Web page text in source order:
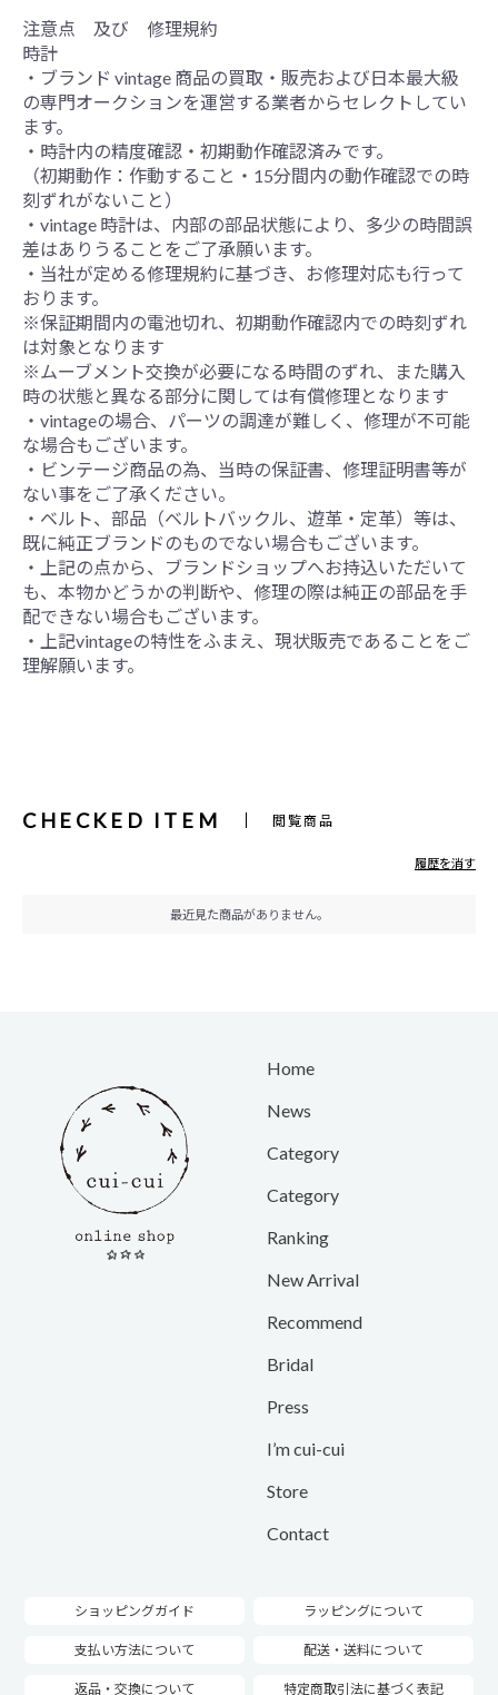
注意点 及び 修理規約
時計
・ブランド vintage 商品の買取・販売および日本最大級
の専門オークションを運営する業者からセレクトしてい
ます。
・時計内の精度確認・初期動作確認済みです。
（初期動作：作動すること・15分間内の動作確認での時
刻ずれがないこと）
・vintage 時計は、内部の部品状態により、多少の時間誤
差はありうることをご了承願います。
・当社が定める修理規約に基づき、お修理対応も行って
おります。
※保証期間内の電池切れ、初期動作確認内での時刻ずれ
は対象となります
※ムーブメント交換が必要になる時間のずれ、また購入
時の状態と異なる部分に関しては有償修理となります
・vintageの場合、パーツの調達が難しく、修理が不可能
な場合もございます。
・ビンテージ商品の為、当時の保証書、修理証明書等が
ない事をご了承ください。
・ベルト、部品（ベルトバックル、遊革・定革）等は、
既に純正ブランドのものでない場合もございます。
・上記の点から、ブランドショップへお持込いただいて
も、本物かどうかの判断や、修理の際は純正の部品を手
配できない場合もございます。
・上記vintageの特性をふまえ、現状販売であることをご
理解願います。
CHECKED ITEM 閲覧商品
履歴を消す
最近見た商品がありません。
Home
News
Category
Category
Ranking
New Arrival
Recommend
Bridal
Press
I’m cui-cui
Store
Contact
ショッピングガイド ラッピングについて
支払い方法について 配送・送料について
返品・交換について 特定商取引法に基づく表記